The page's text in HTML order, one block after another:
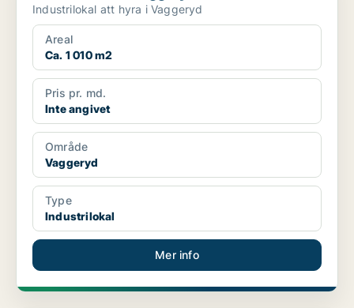
Industrilokal att hyra i Vaggeryd
Areal
Ca. 1 010 m2
Pris pr. md.
Inte angivet
Område
Vaggeryd
Type
Industrilokal
Mer info